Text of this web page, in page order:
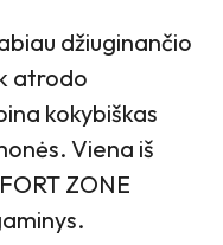
džiuginančio
atrodo
kokybiškas
Viena iš
ZONE